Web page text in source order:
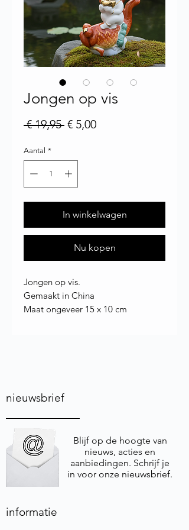
Jongen op vis
€ 19,95 Normale prijs
€ 5,00Verkoopprijs
Aantal *
In winkelwagen
Nu kopen
Jongen op vis.
Gemaakt in China
Maat ongeveer 15 x 10 cm
nieuwsbrief
Blijf op de hoogte van
nieuws, acties en
aanbiedingen. Schrijf je
in voor onze nieuwsbrief.
informatie